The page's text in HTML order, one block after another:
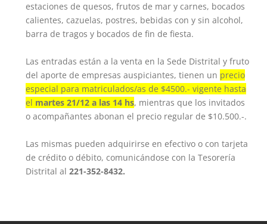
estaciones de quesos, frutos de mar y carnes, bocados
calientes, cazuelas, postres, bebidas con y sin alcohol,
barra de tragos y bocados de fin de fiesta.
Las entradas están a la venta en la Sede Distrital y fruto
del aporte de empresas auspiciantes, tienen un precio
especial para matriculados/as de $4500.- vigente hasta
el martes 21/12 a las 14 hs, mientras que los invitados
o acompañantes abonan el precio regular de $10.500.-.
Las mismas pueden adquirirse en efectivo o con tarjeta
de crédito o débito, comunicándose con la Tesorería
Distrital al 221-352-8432.